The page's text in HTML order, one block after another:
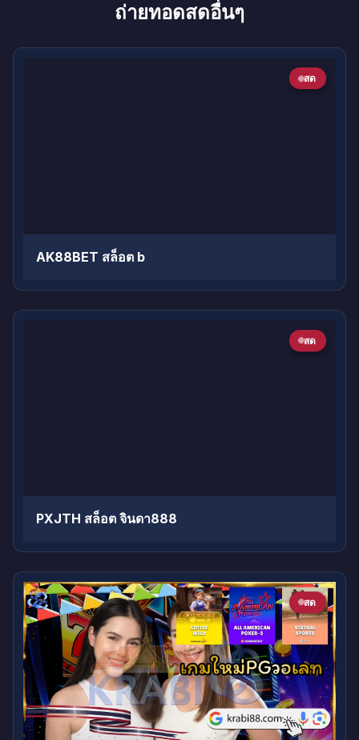
ถ่ายทอดสดอื่นๆ
สด
AK88BET สล็อต b
สด
PXJTH สล็อต จินดา888
สด